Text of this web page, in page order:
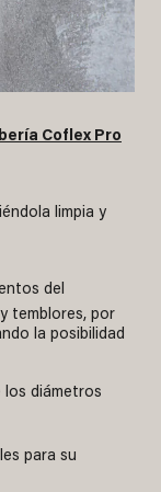
Coflex Pro
limpia y
del
temblores, por
la posibilidad
los diámetros
para su